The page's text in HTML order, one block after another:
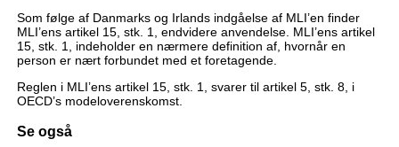
Som følge af Danmarks og Irlands indgåelse af MLI’en finder
MLI’ens artikel 15, stk. 1, endvidere anvendelse. MLI’ens artikel
15, stk. 1, indeholder en nærmere definition af, hvornår en
person er nært forbundet med et foretagende.
Reglen i MLI’ens artikel 15, stk. 1, svarer til artikel 5, stk. 8, i
OECD’s modeloverenskomst.
Se også